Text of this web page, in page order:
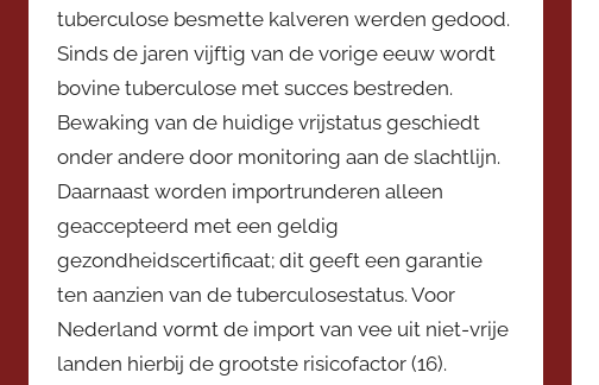
o
o
i
t
t
e
r
tuberculose besmette kalveren werden gedood.
Sinds de jaren vijftig van de vorige eeuw wordt
bovine tuberculose met succes bestreden.
Bewaking van de huidige vrijstatus geschiedt
onder andere door monitoring aan de slachtlijn.
Daarnaast worden importrunderen alleen
geaccepteerd met een geldig
gezondheidscertificaat; dit geeft een garantie
ten aanzien van de tuberculosestatus. Voor
Nederland vormt de import van vee uit niet-vrije
landen hierbij de grootste risicofactor (16).